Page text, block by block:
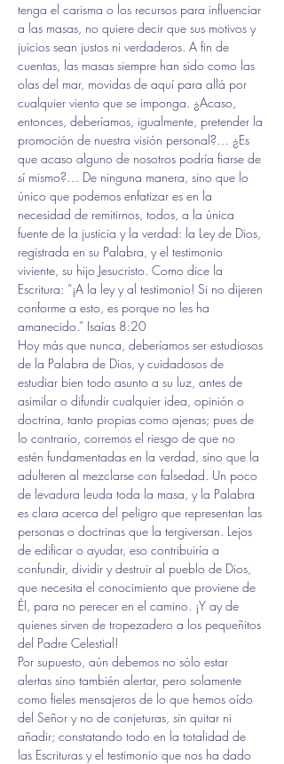
tenga el carisma o los recursos para influenciar
a las masas, no quiere decir que sus motivos y
juicios sean justos ni verdaderos. A fin de
cuentas, las masas siempre han sido como las
olas del mar, movidas de aquí para allá por
cualquier viento que se imponga. ¿Acaso,
entonces, deberíamos, igualmente, pretender la
promoción de nuestra visión personal?… ¿Es
que acaso alguno de nosotros podría fiarse de
sí mismo?… De ninguna manera, sino que lo
único que podemos enfatizar es en la
necesidad de remitirnos, todos, a la única
fuente de la justicia y la verdad: la Ley de Dios,
registrada en su Palabra, y el testimonio
viviente, su hijo Jesucristo. Como dice la
Escritura: “¡A la ley y al testimonio! Si no dijeren
conforme a esto, es porque no les ha
amanecido.” Isaías 8:20
Hoy más que nunca, deberíamos ser estudiosos
de la Palabra de Dios, y cuidadosos de
estudiar bien todo asunto a su luz, antes de
asimilar o difundir cualquier idea, opinión o
doctrina, tanto propias como ajenas; pues de
lo contrario, corremos el riesgo de que no
estén fundamentadas en la verdad, sino que la
adulteren al mezclarse con falsedad. Un poco
de levadura leuda toda la masa, y la Palabra
es clara acerca del peligro que representan las
personas o doctrinas que la tergiversan. Lejos
de edificar o ayudar, eso contribuiría a
confundir, dividir y destruir al pueblo de Dios,
que necesita el conocimiento que proviene de
Él, para no perecer en el camino. ¡Y ay de
quienes sirven de tropezadero a los pequeñitos
del Padre Celestial!
Por supuesto, aún debemos no sólo estar
alertas sino también alertar, pero solamente
como fieles mensajeros de lo que hemos oído
del Señor y no de conjeturas, sin quitar ni
añadir; constatando todo en la totalidad de
las Escrituras y el testimonio que nos ha dado